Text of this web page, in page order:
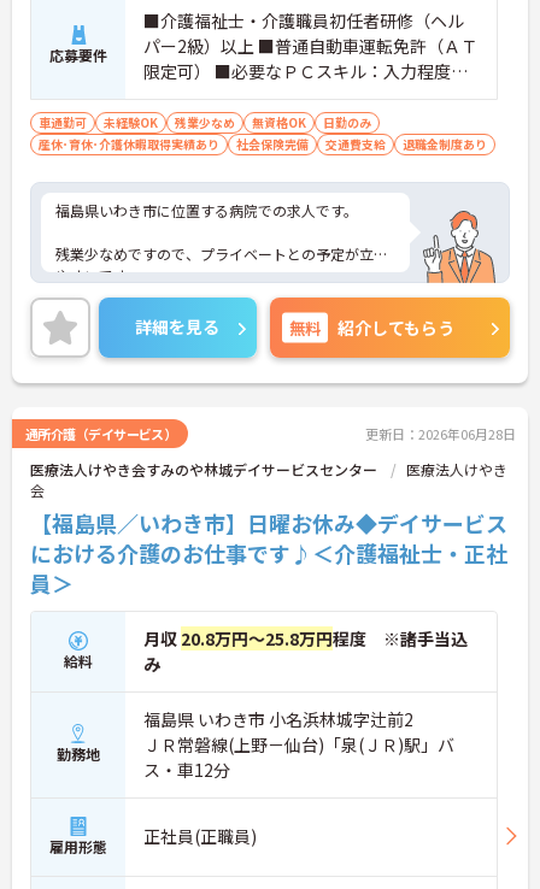
応募要件
■介護福祉士・介護職員初任者研修（ヘル
パー2級）以上 ■普通自動車運転免許（ＡＴ
限定可） ■必要なＰＣスキル：入力程度
（ワード、エクセル）※但し、ＰＣスキル
で不安のある方は、採用後必要に応じてお
教えします。 は、採用後必要に応じてお教
経験あれば尚可
車通勤可 未経験OK 残業少なめ 無資格OK
日勤のみ
産休･育休･介護休暇取得実績あり
社会保険完備 交通費支給 退職金制度あり
福島県いわき市に位置する病院での求人です。
残業少なめですので、プライベートとの予定が立て
やすいです。
ご興味のある方は、お気軽にお問い合わせくださ
い。
詳細を見る 無料 紹介してもらう
通所介護（デイサービス） 更新日：2026年06月28日
医療法人けやき会すみのや林城デイサービスセンター
医療法人けやき
会
【福島県／いわき市】日曜お休み◆デイサービス
における介護のお仕事です♪＜介護福祉士・正社
員＞
給料
月収 20.8万円～25.8万円程度 ※諸手当込
み
勤務地
福島県 いわき市 小名浜林城字辻前2
ＪＲ常磐線(上野－仙台)「泉(ＪＲ)駅」バ
ス・車12分
雇用形態 正社員(正職員)